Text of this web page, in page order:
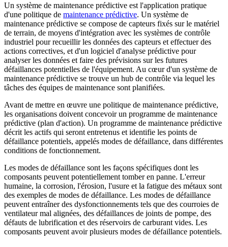
Un système de maintenance prédictive est l'application pratique
d'une politique de maintenance prédictive. Un système de
maintenance prédictive se compose de capteurs fixés sur le matériel
de terrain, de moyens d'intégration avec les systèmes de contrôle
industriel pour recueillir les données des capteurs et effectuer des
actions correctives, et d'un logiciel d'analyse prédictive pour
analyser les données et faire des prévisions sur les futures
défaillances potentielles de l'équipement. Au cœur d'un système de
maintenance prédictive se trouve un hub de contrôle via lequel les
tâches des équipes de maintenance sont planifiées.
Avant de mettre en œuvre une politique de maintenance prédictive,
les organisations doivent concevoir un programme de maintenance
prédictive (plan d'action). Un programme de maintenance prédictive
décrit les actifs qui seront entretenus et identifie les points de
défaillance potentiels, appelés modes de défaillance, dans différentes
conditions de fonctionnement.
Les modes de défaillance sont les façons spécifiques dont les
composants peuvent potentiellement tomber en panne. L'erreur
humaine, la corrosion, l'érosion, l'usure et la fatigue des métaux sont
des exemples de modes de défaillance. Les modes de défaillance
peuvent entraîner des dysfonctionnements tels que des courroies de
ventilateur mal alignées, des défaillances de joints de pompe, des
défauts de lubrification et des réservoirs de carburant vides. Les
composants peuvent avoir plusieurs modes de défaillance potentiels.